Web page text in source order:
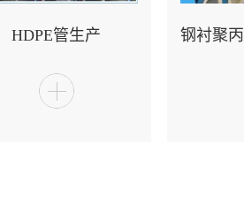
HDPE管生产